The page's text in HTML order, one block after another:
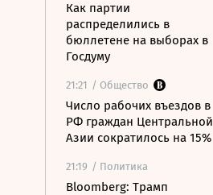
Как партии
распределились в
бюллетене на выборах в
Госдуму
21:21 / Общество
Число рабочих въездов в
РФ граждан Центральной
Азии сократилось на 15%
21:19 / Политика
Bloomberg: Трамп